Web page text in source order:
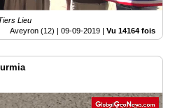
Lieu
Aveyron (12) | 09-09-2019 | Vu 14164 fois